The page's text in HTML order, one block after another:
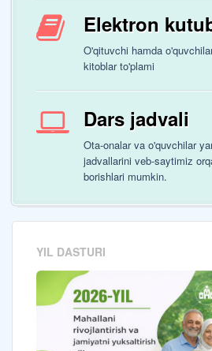
Elektron
O'qituvchi hamda
kitoblar to'plami
Dars jadvali
Ota-onalar va o'quvchilar
jadvallarini veb-saytimiz
borishlari mumkin.
YIL DASTURI